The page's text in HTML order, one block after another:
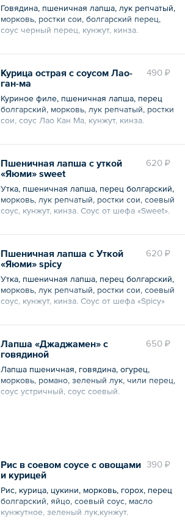
Говядина, пшеничная лапша, лук репчатый,
морковь, ростки сои, болгарский перец,
соус черный перец, кунжут, кинза.
Лапша собственного производства.
Общий вес – 300 г 490 ₽
Курица острая с соусом Лао-
ган-ма
Куриное филе, пшеничная лапша, перец
болгарский, морковь, лук репчатый, ростки
сои, соус Лао Кан Ма, кунжут, кинза.
Лапша собственного производства.
Общий вес – 300 г 620 ₽
Пшеничная лапша с уткой
«Яюми» sweet
Утка, пшеничная лапша, перец болгарский,
морковь, лук репчатый, ростки сои, соевый
соус, кунжут, кинза. Соус от шефа «Sweet».
Общий вес – 300 г
620 ₽
Пшеничная лапша с Уткой
«Яюми» spicy
Утка, пшеничная лапша, перец болгарский,
морковь, лук репчатый, ростки сои, соевый
соус, кунжут, кинза. Соус от шефа «Spicy»
Общий вес – 300 г
650 ₽
Лапша «Джаджамен» с
говядиной
Лапша пшеничная, говядина, огурец,
морковь, романо, зеленый лук, чили перец,
соус устричный, соус соевый.
390 ₽
Рис в соевом соусе с овощами
и курицей
Рис, курица, цукини, морковь, горох, перец
болгарский, яйцо, соевый соус, масло
кунжутное, зеленый лук,кунжут.